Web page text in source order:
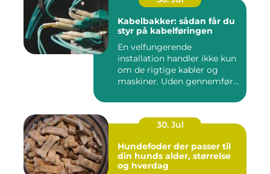
Kabelbakker: sådan får du
styr på kabelføringen
En velfungerende
installation handler ikke kun
om de rigtige kabler og
maskiner. Uden gennemført
30. Jul
Hundefoder der passer til
din hunds alder, størrelse
og hverdag